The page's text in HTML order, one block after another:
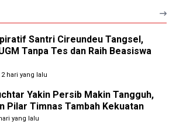
Santri Cireundeu Tangsel,
Tanpa Tes dan Raih Beasiswa
2 hari yang lalu
Yakin Persib Makin Tangguh,
Pilar Timnas Tambah Kekuatan
yang lalu